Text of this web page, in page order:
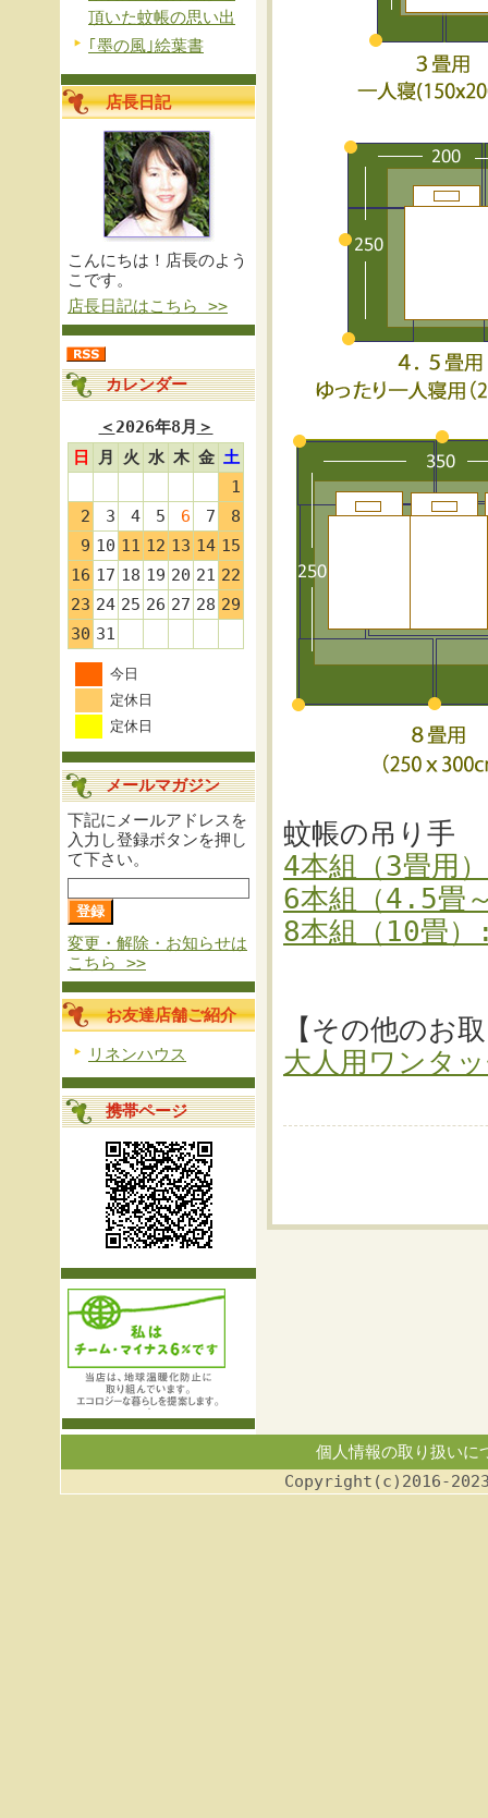
頂いた蚊帳の思い出
｢墨の風｣絵葉書
店長日記
こんにちは！店長のよう
こです。
店長日記はこちら >>
カレンダー
＜2026年8月 ＞
日
月 火 水 木 金 土
1
2
3 4 5 6 7
8
9 10 11 12 13 14 15
16 17 18 19 20 21 22
23 24 25 26 27 28 29
30 31
今日
定休日
定休日
メールマガジン
下記にメールアドレスを
入力し登録ボタンを押し
て下さい。
変更・解除・お知らせは
こちら >>
お友達店舗ご紹介
リネンハウス
携帯ページ
蚊帳の吊り手
4本組（3畳用
6本組（4.5畳
8本組（10畳
【その他のお
大人用ワンタ
個人情報の取り扱いに
Copyright(c)2016-